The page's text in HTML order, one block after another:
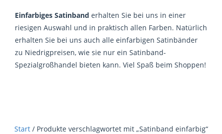
Einfarbiges Satinband erhalten Sie bei uns in einer
riesigen Auswahl und in praktisch allen Farben. Natürlich
erhalten Sie bei uns auch alle einfarbigen Satinbänder
zu Niedrigpreisen, wie sie nur ein Satinband-
Spezialgroßhandel bieten kann. Viel Spaß beim Shoppen!
Start/ Produkte verschlagwortet mit „Satinband einfarbig“